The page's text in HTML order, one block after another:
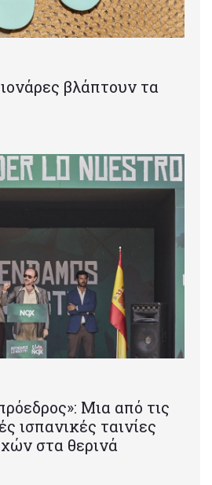
βλάπτουν τα
Mια από τις
ισπανικές ταινίες
στα θερινά